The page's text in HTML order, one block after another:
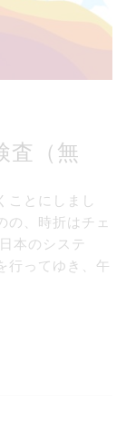
査（無
ことにしまし
の、時折はチェ
本のシステ
行ってゆき、午